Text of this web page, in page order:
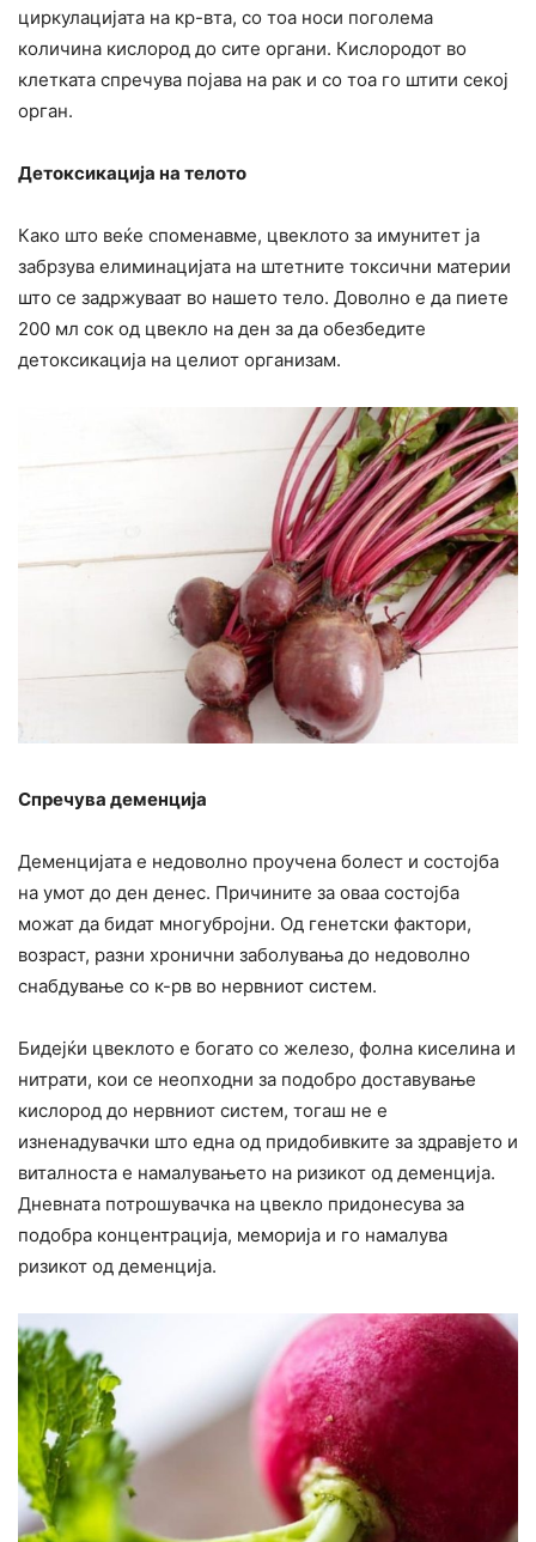
циркулацијата на кр-вта, со тоа носи поголема
количина кислород до сите органи. Кислородот во
клетката спречува појава на рак и со тоа го штити секој
орган.
Детоксикација на телото
Како што веќе споменавме, цвеклото за имунитет ја
забрзува елиминацијата на штетните токсични материи
што се задржуваат во нашето тело. Доволно е да пиете
200 мл сок од цвекло на ден за да обезбедите
детоксикација на целиот организам.
Спречува деменција
Деменцијата е недоволно проучена болест и состојба
на умот до ден денес. Причините за оваа состојба
можат да бидат многубројни. Од генетски фактори,
возраст, разни хронични заболувања до недоволно
снабдување со к-рв во нервниот систем.
Бидејќи цвеклото е богато со железо, фолна киселина и
нитрати, кои се неопходни за подобро доставување
кислород до нервниот систем, тогаш не е
изненадувачки што една од придобивките за здравјето и
виталноста е намалувањето на ризикот од деменција.
Дневната потрошувачка на цвекло придонесува за
подобра концентрација, меморија и го намалува
ризикот од деменција.